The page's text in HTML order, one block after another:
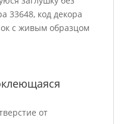
33648, код декора
с живым образцом
от